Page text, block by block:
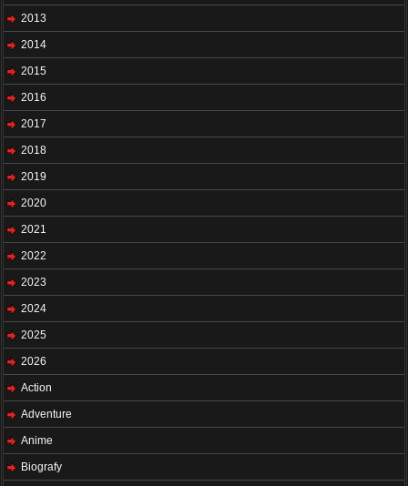
2013
2014
2015
2016
2017
2018
2019
2020
2021
2022
2023
2024
2025
2026
Action
Adventure
Anime
Biografy